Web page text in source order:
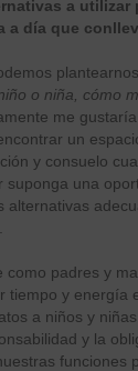
a utilizar
a día que
o niña, cómo
me
un
y consuelo
suponga una
alternativas
como padres y
tiempo y energía
a niños y
y la
funciones